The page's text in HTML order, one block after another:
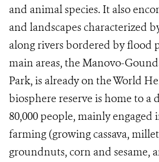
and animal species. It also
and landscapes characterized
along rivers bordered by flood
main areas, the Manovo-
Park, is already on the World
biosphere reserve is home to
80,000 people, mainly engaged
farming (growing cassava,
groundnuts, corn and sesame,